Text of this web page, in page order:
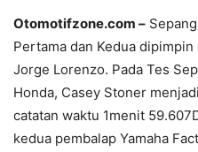
Otomotifzone.com –
Pertama dan Kedua dipimpin
Jorge Lorenzo. Pada Tes
Honda, Casey Stoner
catatan waktu 1menit
kedua pembalap Yamaha